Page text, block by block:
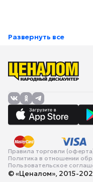
Развернуть все
Правила торговли
Политика в отношении
Пользовательское
© «Ценалом», 2015-